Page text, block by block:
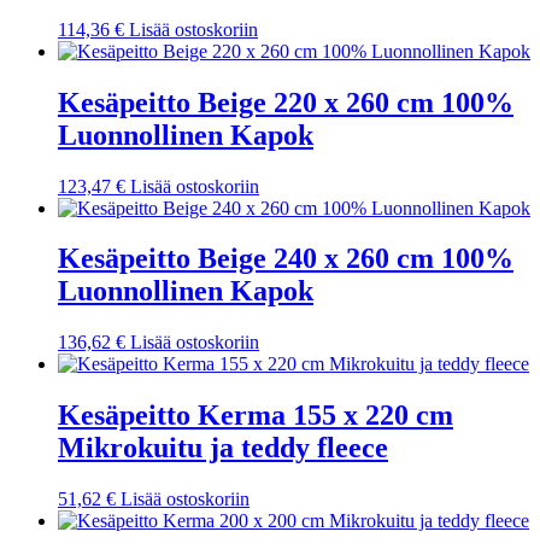
114,36 € Lisää ostoskoriin
Kesäpeitto Beige 220 x 260 cm 100%
Luonnollinen Kapok
123,47 € Lisää ostoskoriin
Kesäpeitto Beige 240 x 260 cm 100%
Luonnollinen Kapok
136,62 € Lisää ostoskoriin
Kesäpeitto Kerma 155 x 220 cm
Mikrokuitu ja teddy fleece
51,62 € Lisää ostoskoriin